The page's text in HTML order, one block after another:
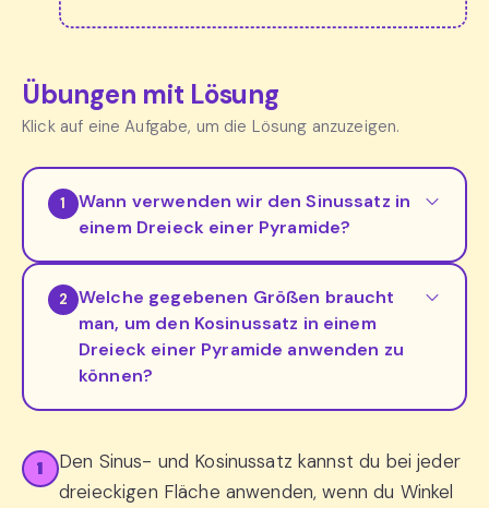
Übungen mit Lösung
Klick auf eine Aufgabe, um die Lösung anzuzeigen.
1
Wann verwenden wir den Sinussatz in
einem Dreieck einer Pyramide?
2
Welche gegebenen Größen braucht
man, um den Kosinussatz in einem
Dreieck einer Pyramide anwenden zu
können?
1
Den Sinus- und Kosinussatz kannst du bei jeder
dreieckigen Fläche anwenden, wenn du Winkel